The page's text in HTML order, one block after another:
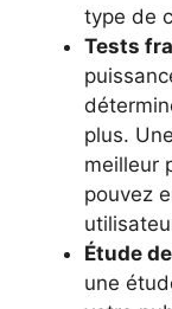
type de
Tests
plus.
meilleur
pouvez
Étude
une